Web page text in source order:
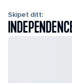
Skipet ditt: